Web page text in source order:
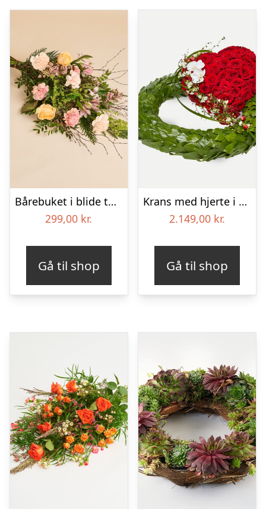
Bårebuket i blide toner
299,00 kr.
Gå til shop
Krans med hjerte i klassisk stil – rød og hvid
2.149,00 kr.
Gå til shop